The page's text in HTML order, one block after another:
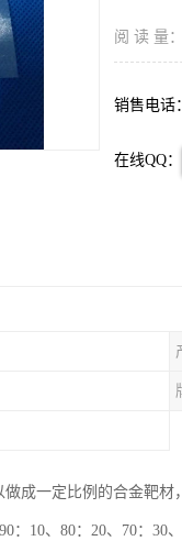
阅 读 量：
销售电话：
在线QQ：
成一定比例的合金靶
10、80：20、70：30